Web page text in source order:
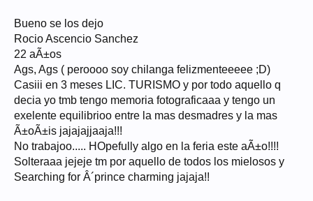
Bueno se los dejo
Rocio Ascencio Sanchez
22 aÃ±os
Ags, Ags ( peroooo soy chilanga felizmenteeeee ;D)
Casiii en 3 meses LIC. TURISMO y por todo aquello q
decia yo tmb tengo memoria fotograficaaa y tengo un
exelente equilibrioo entre la mas desmadres y la mas
Ã±oÃ±is jajajajjaaja!!!
No trabajoo..... HOpefully algo en la feria este aÃ±o!!!!
Solteraaa jejeje tm por aquello de todos los mielosos y
Searching for Â´prince charming jajaja!!